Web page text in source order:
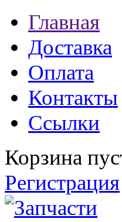
Главная
Доставка
Оплата
Контакты
Ссылки
Корзина
Регистрация